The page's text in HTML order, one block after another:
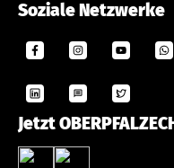
Soziale Netzwerke
Jetzt